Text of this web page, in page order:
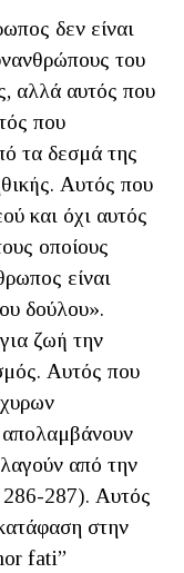
δεν είναι
του
αλλά αυτός που
που
τα δεσμά της
Αυτός που
και όχι αυτός
οποίους
είναι
δούλου».
ζωή την
Αυτός που
από την
286-287). Αυτός
στην
fati”